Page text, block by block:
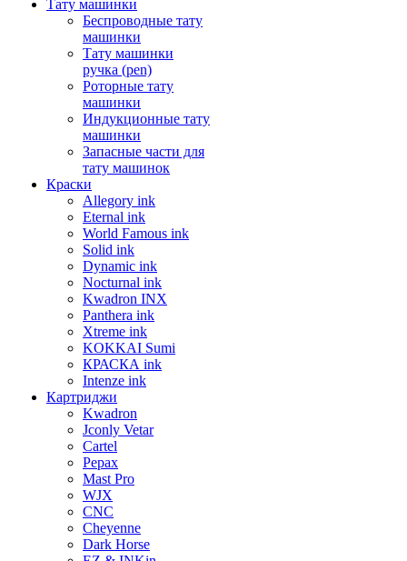
Тату машинки
Беспроводные тату
машинки
Тату машинки
ручка (pen)
Роторные тату
машинки
Индукционные тату
машинки
Запасные части для
тату машинок
Краски
Allegory ink
Eternal ink
World Famous ink
Solid ink
Dynamic ink
Nocturnal ink
Kwadron INX
Panthera ink
Xtreme ink
KOKKAI Sumi
КРАСКА ink
Intenze ink
Картриджи
Kwadron
Jconly Vetar
Cartel
Pepax
Mast Pro
WJX
CNC
Cheyenne
Dark Horse